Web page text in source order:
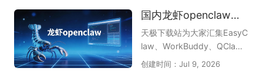
和DLL系统修复工具则专门解
决硬件驱动与系统报错等棘手
问题。这套工具合集以轻巧实
覆盖了从日常办公到系统维护
畅。《火绒安全软件》作为主
力安全防护工具，以轻巧不卡
机、防御能力出色而备受好
评，能有效拦截木马病毒和流
氓软件；《火绒应用商店》提
国内龙虾openclaw软件合集
天极下载站为大家汇集EasyC
law、WorkBuddy、QCla
w、LobsterAI有道龙虾、36
创建时间：Jul 9, 2026